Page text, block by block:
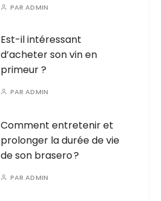
PARADMIN
Est-il intéressant
d’acheter son vin en
primeur ?
PARADMIN
Comment entretenir et
prolonger la durée de vie
de son brasero ?
PARADMIN